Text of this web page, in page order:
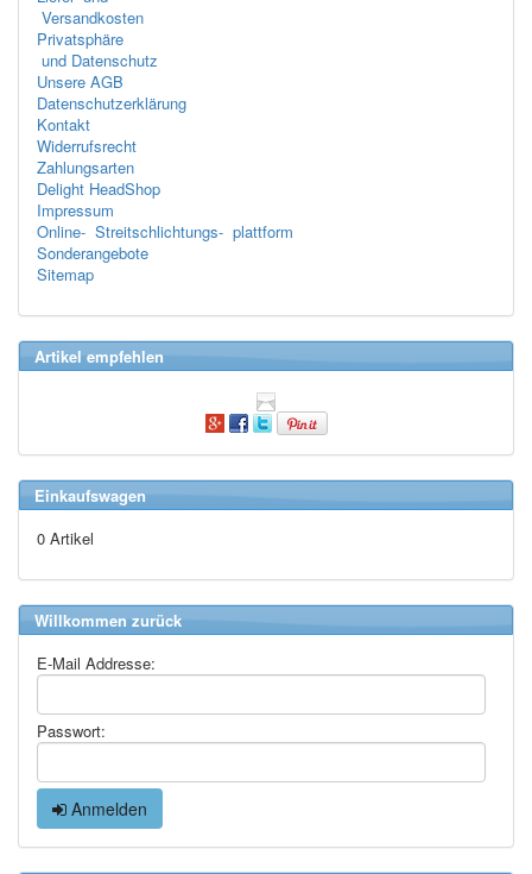
Versandkosten
Privatsphäre
und Datenschutz
Unsere AGB
Datenschutzerklärung
Kontakt
Widerrufsrecht
Zahlungsarten
Delight HeadShop
Impressum
Online- Streitschlichtungs- plattform
Sonderangebote
Sitemap
Artikel empfehlen
Einkaufswagen
0 Artikel
Willkommen zurück
E-Mail Addresse:
Passwort:
Anmelden